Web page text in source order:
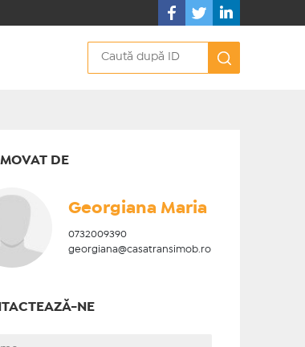
DE
Georgiana Maria
0732009390
georgiana@casatransimob.ro
NE